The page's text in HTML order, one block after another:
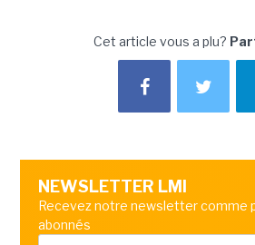
Cet article vous a plu?
NEWSLETTER LMI
Recevez notre newsletter comme
abonnés